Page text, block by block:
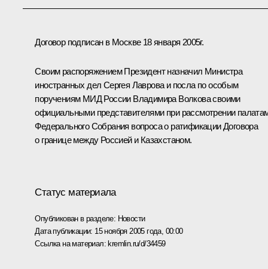
Договор подписан в Москве 18 января 2005г.
Своим распоряжением Президент назначил Министра
иностранных дел Сергея Лаврова и посла по особым
поручениям МИД России Владимира Волкова своими
официальными представителями при рассмотрении
Федерального Собрания вопроса о ратификации Договора
о границе между Россией и Казахстаном.
Статус материала
Опубликован в разделе: Новости
Дата публикации: 15 ноября 2005 года, 00:00
Ссылка на материал:kremlin.ru/d/34459